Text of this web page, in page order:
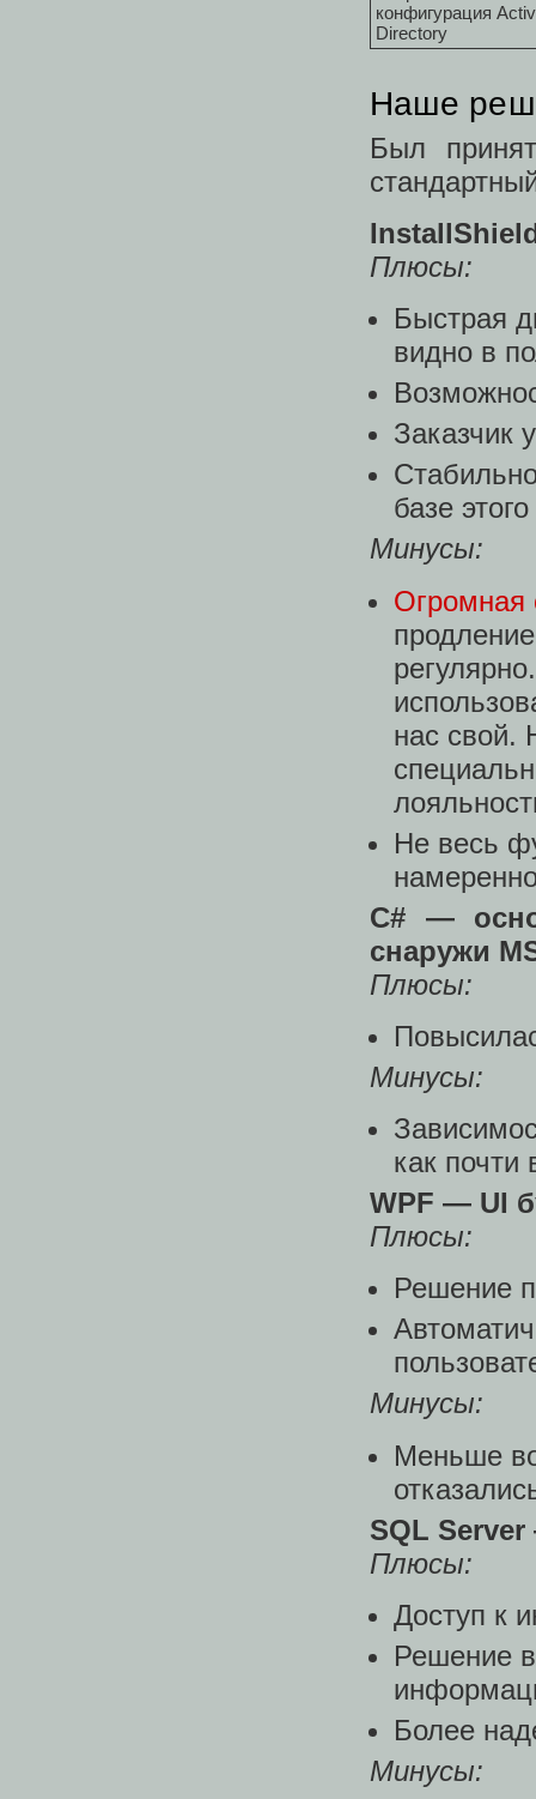
конфигурация
Directory
Наше
Был
Плюсы:
Быстрая
видно в
Заказчик
базе
Минусы:
Огромная
нас свой.
Не весь
C# —
снаружи
Плюсы:
Минусы:
как почти
WPF — UI
Плюсы:
Решение
Минусы:
Меньше
SQL
Плюсы:
Доступ к
Решение в
Более
Минусы: